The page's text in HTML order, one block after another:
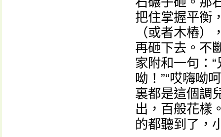
把住掌握平衡
（或者木樁
再砸下去。不
家附和一句：
呦！”“哎嗨呦
裏都是這個調
出，百般花樣
的都聽到了，